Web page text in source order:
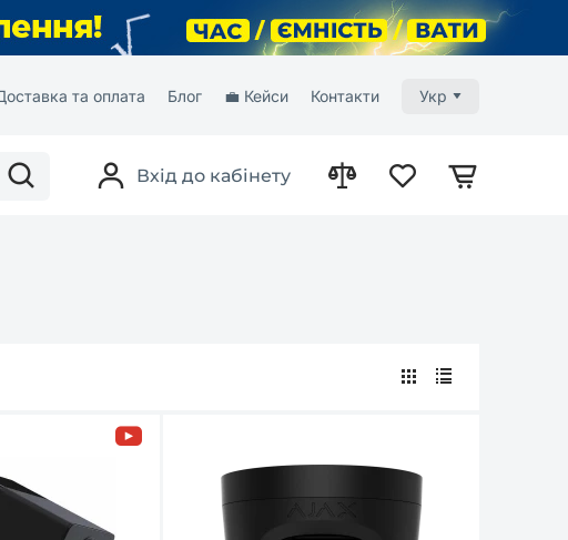
та оплата Блог 💼 Кейси Контакти Укр
Вхід до кабінету